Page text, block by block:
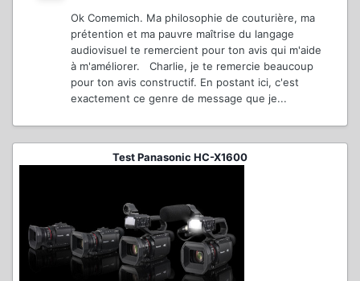
Ok Comemich. Ma philosophie de couturière, ma
prétention et ma pauvre maîtrise du langage
audiovisuel te remercient pour ton avis qui m'aide
à m'améliorer. Charlie, je te remercie beaucoup
pour ton avis constructif. En postant ici, c'est
exactement ce genre de message que je...
Test Panasonic HC-X1600